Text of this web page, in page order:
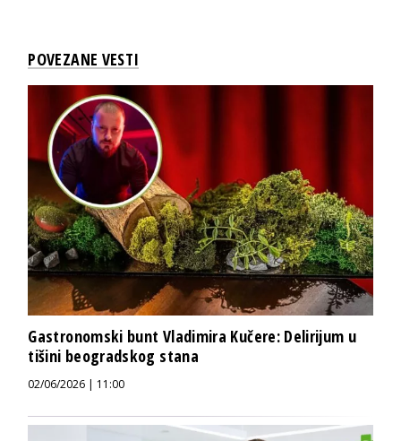
POVEZANE VESTI
Gastronomski bunt Vladimira Kučere: Delirijum u
tišini beogradskog stana
02/06/2026 | 11:00